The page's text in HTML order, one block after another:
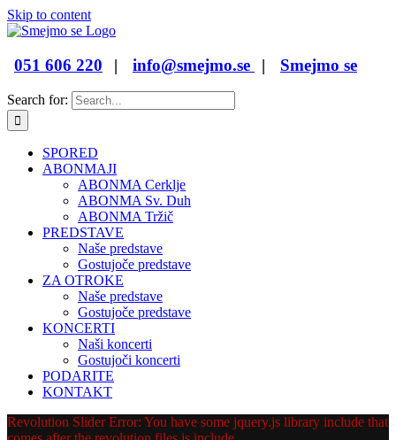
Skip to content
051 606 220 | info@smejmo.se | Smejmo se
Search for:
SPORED
ABONMAJI
ABONMA Cerklje
ABONMA Sv. Duh
ABONMA Tržič
PREDSTAVE
Naše predstave
Gostujoče predstave
ZA OTROKE
Naše predstave
Gostujoče predstave
KONCERTI
Naši koncerti
Gostujoči koncerti
PODARITE
KONTAKT
Revolution Slider Error: You have some jquery.js library include that